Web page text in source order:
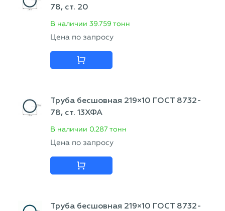
78, ст. 20
В наличии 39.759 тонн
Цена по запросу
Труба бесшовная 219×10 ГОСТ 8732-
78, ст. 13ХФА
В наличии 0.287 тонн
Цена по запросу
Труба бесшовная 219×10 ГОСТ 8732-